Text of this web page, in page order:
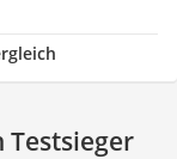
Testsieger